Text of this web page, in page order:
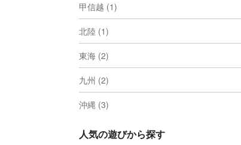
甲信越 (1)
北陸 (1)
東海 (2)
九州 (2)
沖縄 (3)
人気の遊びから探す